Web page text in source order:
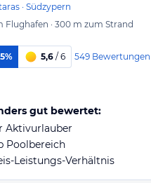
· Südzypern
Flughafen · 300 m zum Strand
5,6 / 6 549 Bewertungen
gut bewertet:
Aktivurlauber
Poolbereich
Leistungs-Verhältnis